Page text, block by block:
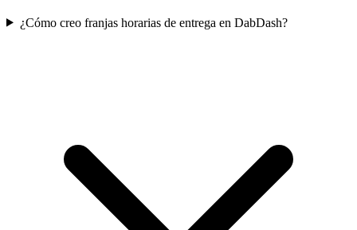
¿Cómo creo franjas horarias de entrega en DabDash?